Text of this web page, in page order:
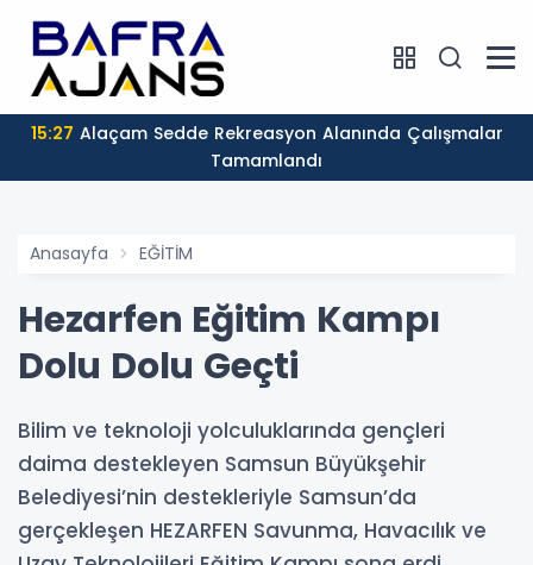
15:27
Tamamlandı
Anasayfa EĞİTİM
Hezarfen Eğitim Kampı
Dolu Dolu Geçti
Bilim ve teknoloji yolculuklarında gençleri
daima destekleyen Samsun Büyükşehir
Belediyesi’nin destekleriyle Samsun’da
gerçekleşen HEZARFEN Savunma, Havacılık ve